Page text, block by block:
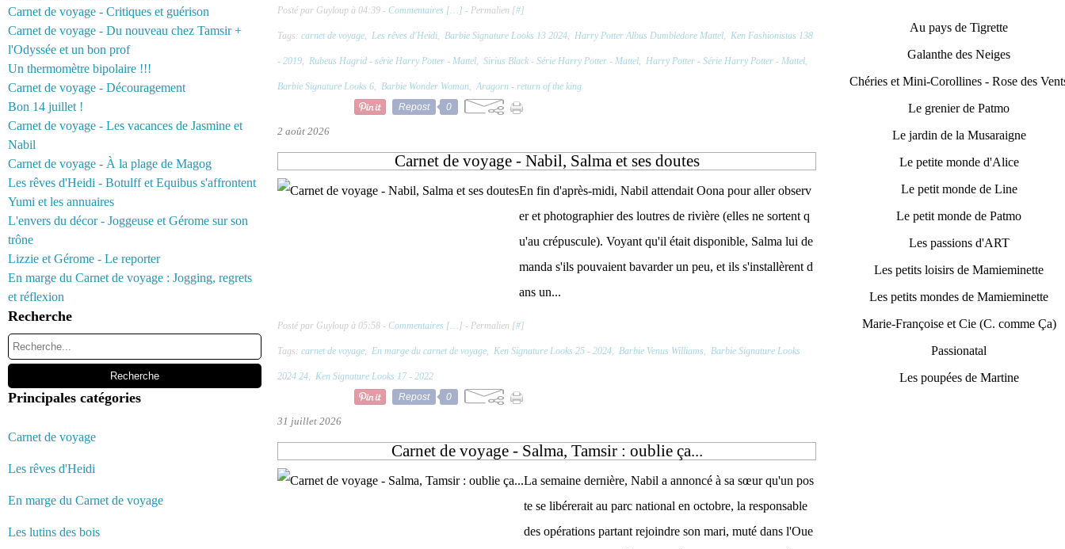
Carnet de voyage - Critiques et guérison
Carnet de voyage - Du nouveau chez Tamsir +
l'Odyssée et un bon prof
Un thermomètre bipolaire !!!
Carnet de voyage - Découragement
Bon 14 juillet !
Carnet de voyage - Les vacances de Jasmine et
Nabil
Carnet de voyage - À la plage de Magog
Les rêves d'Heidi - Botulff et Equibus s'affrontent
Yumi et les annuaires
L'envers du décor - Joggeuse et Gérome sur son
trône
Lizzie et Gérome - Le reporter
En marge du Carnet de voyage : Jogging, regrets
et réflexion
Recherche
Principales catégories
Carnet de voyage
Les rêves d'Heidi
En marge du Carnet de voyage
Les lutins des bois
Posté par Guyloup à 04:39 - Commentaires [… ] - Permalien [#]
Tags: carnet de voyage, Les rêves d'Heidi, Barbie Signature Looks 13 2024, Harry Potter Albus Dumbledore Mattel, Ken Fashionistas 138
- 2019, Rubeus Hagrid - série Harry Potter - Mattel, Sirius Black - Série Harry Potter - Mattel, Harry Potter - Série Harry Potter - Mattel,
Barbie Signature Looks 6, Barbie Wonder Woman, Aragorn - return of the king
Repost
0
2 août 2026
Carnet de voyage - Nabil, Salma et ses doutes
En fin d'après-midi, Nabil attendait Oona pour aller observ
er et photographier des loutres de rivière (elles ne sortent q
u'au crépuscule). Voyant qu'il était disponible, Salma lui de
manda s'ils pouvaient bavarder un peu, et ils s'installèrent d
ans un...
Posté par Guyloup à 05:58 - Commentaires [… ] - Permalien [#]
Tags: carnet de voyage, En marge du carnet de voyage, Ken Signature Looks 25 - 2024, Barbie Venus Williams, Barbie Signature Looks
2024 24, Ken Signature Looks 17 - 2022
Repost
0
31 juillet 2026
Carnet de voyage - Salma, Tamsir : oublie ça...
La semaine dernière, Nabil a annoncé à sa sœur qu'un pos
te se libérerait au parc national en octobre, la responsable
des opérations partant rejoindre son mari, muté dans l'Oue
Au pays de Tigrette
Galanthe des Neiges
Chéries et Mini-Corollines - Rose des
Le grenier de Patmo
Le jardin de la Musaraigne
Le petite monde d'Alice
Le petit monde de Line
Le petit monde de Patmo
Les passions d'ART
Les petits loisirs de Mamieminette
Les petits mondes de Mamieminette
Marie-Françoise et Cie (C. comme Ça)
Passionatal
Les poupées de Martine